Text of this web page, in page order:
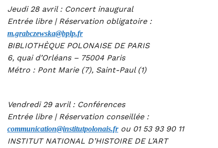
Jeudi 28 avril : Concert inaugural
Entrée libre | Réservation obligatoire :
m.grabczewska@bplp.fr
BIBLIOTHÈQUE POLONAISE DE PARIS
6, quai d’Orléans – 75004 Paris
Métro : Pont Marie (7), Saint-Paul (1)
Vendredi 29 avril : Conférences
Entrée libre | Réservation conseillée :
communication@institutpolonais.frou 01 53 93 90 11
INSTITUT NATIONAL D’HISTOIRE DE L’ART